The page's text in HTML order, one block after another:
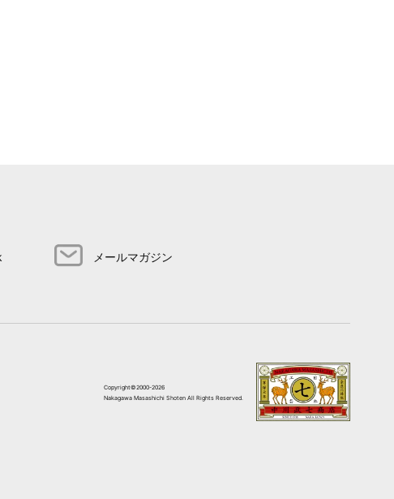
メールマガジン
Copyright©2000-2026
Nakagawa Masashichi Shoten All Rights Reserved.